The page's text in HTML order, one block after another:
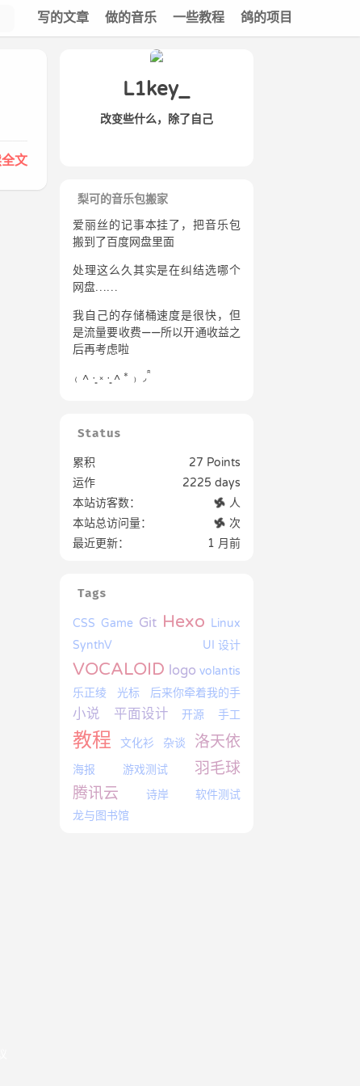
写的文章 做的音乐 一些教程 鸽的项目
文
L1key_
改变些什么，除了自己
梨可的音乐包搬家
爱丽丝的记事本挂了，把音乐包
搬到了百度网盘里面
处理这么久其实是在纠结选哪个
网盘……
我自己的存储桶速度是很快，但
是流量要收费——所以开通收益之
后再考虑啦
₍ ˄ ·͈ ༝ ·͈ ˄ * ₎ ◞ ̑̑
Status
累积
27 Points
运作
2225 days
本站访客数：
人
本站总访问量：
次
最近更新：
1 月前
Tags
CSS Game Git Hexo Linux
SynthV
UI 设计
VOCALOID logo volantis
乐正绫
光标 后来你牵着我的手
小说 平面设计 开源 手工
教程 文化衫 杂谈 洛天依
海报 游戏测试
羽毛球
腾讯云
诗岸
软件测试
龙与图书馆